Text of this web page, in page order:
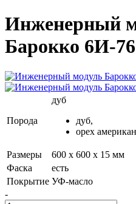
Инженерный
Барокко 6И-
Порода
дуб
дуб,
орех
Размеры
600 х 600 х 15 мм
Фаска
есть
Покрытие УФ-масло
-